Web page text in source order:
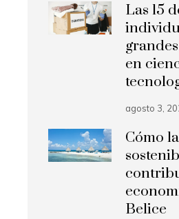
Las 15
en
agosto 3,
Cómo
Belice